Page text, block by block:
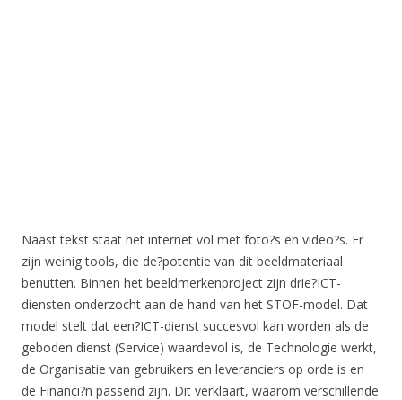
Naast tekst staat het internet vol met foto?s en video?s. Er
zijn weinig tools, die de?potentie van dit beeldmateriaal
benutten. Binnen het beeldmerkenproject zijn drie?ICT-
diensten onderzocht aan de hand van het STOF-model. Dat
model stelt dat een?ICT-dienst succesvol kan worden als de
geboden dienst (Service) waardevol is, de Technologie werkt,
de Organisatie van gebruikers en leveranciers op orde is en
de Financi?n passend zijn. Dit verklaart, waarom verschillende